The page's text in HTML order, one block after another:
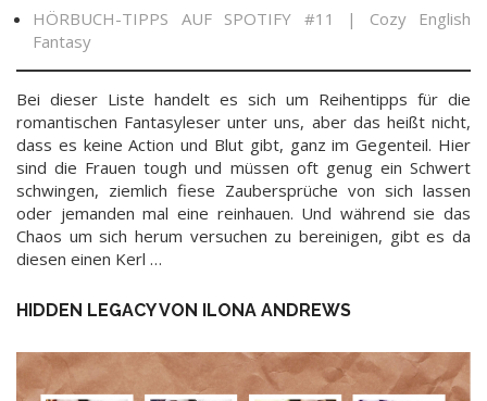
HÖRBUCH-TIPPS AUF SPOTIFY #11 | Cozy English
Fantasy
Bei dieser Liste handelt es sich um Reihentipps für die
romantischen Fantasyleser unter uns, aber das heißt nicht,
dass es keine Action und Blut gibt, ganz im Gegenteil. Hier
sind die Frauen tough und müssen oft genug ein Schwert
schwingen, ziemlich fiese Zaubersprüche von sich lassen
oder jemanden mal eine reinhauen. Und während sie das
Chaos um sich herum versuchen zu bereinigen, gibt es da
diesen einen Kerl …
HIDDEN LEGACY VON ILONA ANDREWS